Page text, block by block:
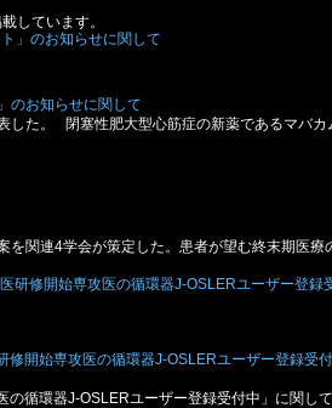
しています。
のお知らせに関して
した。 閉塞性肥大型心筋症の新薬であるマバカ
関連4学会が策定した。患者が望む終末期医療
開始専攻医の循環器J-OSLERユーザー登録受付
循環器J-OSLERユーザー登録受付中」に関して